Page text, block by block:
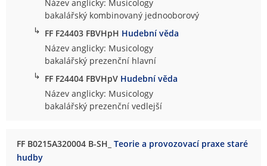
Název anglicky: Musicology
bakalářský kombinovaný jednooborový
↳ FF F24403 FBVHpH Hudební věda
Název anglicky: Musicology
bakalářský prezenční hlavní
↳ FF F24404 FBVHpV Hudební věda
Název anglicky: Musicology
bakalářský prezenční vedlejší
FF B0215A320004 B-SH_Teorie a provozovací praxe staré
hudby